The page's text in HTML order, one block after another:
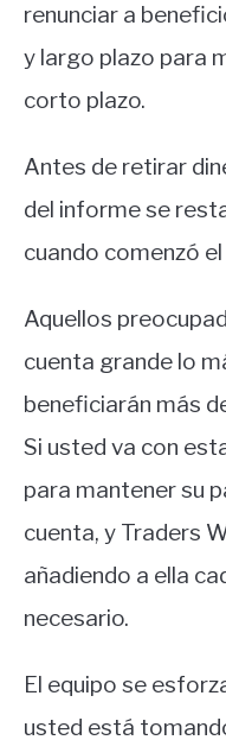
renunciar a
y largo plazo para
corto plazo.
Antes de retirar
del informe se
cuando comenzó
Aquellos
cuenta grande lo
beneficiarán más
Si usted va con
para mantener su
cuenta, y Traders
añadiendo a ella
necesario.
El equipo se
usted está